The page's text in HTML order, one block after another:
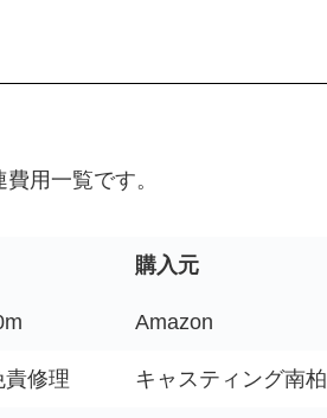
用一覧です。
購入元
Amazon
責修理 キャスティング南柏